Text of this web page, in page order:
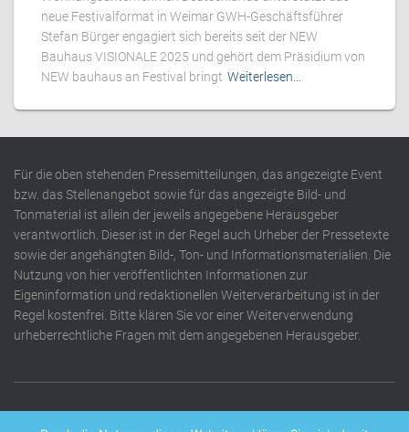
neue Festivalformat in Weimar GWH-Geschäftsführer
Stefan Bürger engagiert sich bereits seit der NEW
Bauhaus VISIONALE 2025 und gehört dem Präsidium von
NEW bauhaus an Festival bringt Weiterlesen…
Für die oben stehenden Pressemitteilungen, das angezeigte Event
bzw. das Stellenangebot sowie für das angezeigte Bild- und
Tonmaterial ist allein der jeweils angegebene Herausgeber
verantwortlich. Dieser ist in der Regel auch Urheber der Pressetexte
sowie der angehängten Bild-, Ton- und Informationsmaterialien. Die
Nutzung von hier veröffentlichten Informationen zur
Eigeninformation und redaktionellen Weiterverarbeitung ist in der
Regel kostenfrei. Bitte klären Sie vor einer Weiterverwendung
urheberrechtliche Fragen mit dem angegebenen Herausgeber.